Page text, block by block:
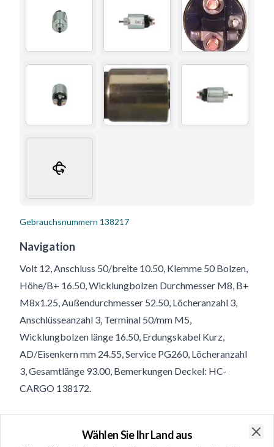
Gebrauchsnummern 138217
Navigation
Volt 12, Anschluss 50/breite 10.50, Klemme 50 Bolzen,
Höhe/B+ 16.50, Wicklungbolzen Durchmesser M8, B+
M8x1.25, Außendurchmesser 52.50, Löcheranzahl 3,
Anschlüsseanzahl 3, Terminal 50/mm M5,
Wicklungbolzen länge 16.50, Erdungskabel Kurz,
AD/Eisenkern mm 24.55, Service PG260, Löcheranzahl
3, Gesamtlänge 93.00, Bemerkungen Deckel: HC-
CARGO 138172.
Wählen Sie Ihr Land aus